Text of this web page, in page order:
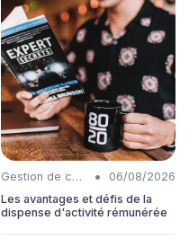
Gestion de carrière •
06/08/2026
Les avantages et défis de la
dispense d'activité rémunérée